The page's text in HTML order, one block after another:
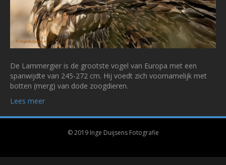
De Lammergier is de grootste vogel van Europa met een
spanwijdte van 245-272 cm. Hij voedt zich voornamelijk met
botten (merg) van dode zoogdieren.
Lees meer
© 2019 Inge Duijsens Fotografie